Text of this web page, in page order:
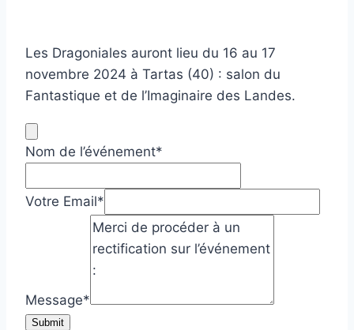
Les Dragoniales auront lieu du 16 au 17
novembre 2024 à Tartas (40) : salon du
Fantastique et de l’Imaginaire des Landes.
Nom de l’événement*
Votre Email*
Message*
Submit